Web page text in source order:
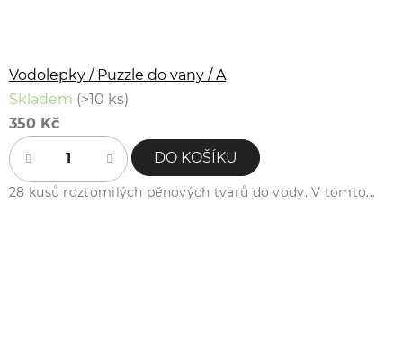
Vodolepky / Puzzle do vany / A
Skladem (>10 ks)
350 Kč
DO KOŠÍKU
28 kusů roztomilých pěnových tvarů do vody. V tomto...